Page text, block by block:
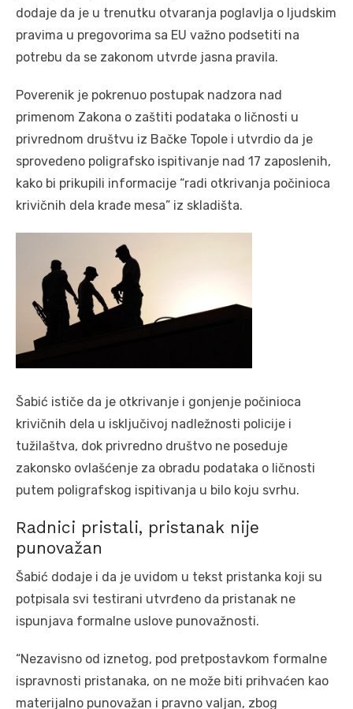
dodaje da je u trenutku otvaranja poglavlja o ljudskim
pravima u pregovorima sa EU važno podsetiti na
potrebu da se zakonom utvrde jasna pravila.
Poverenik je pokrenuo postupak nadzora nad
primenom Zakona o zaštiti podataka o ličnosti u
privrednom društvu iz Bačke Topole i utvrdio da je
sprovedeno poligrafsko ispitivanje nad 17 zaposlenih,
kako bi prikupili informacije “radi otkrivanja počinioca
krivičnih dela krađe mesa” iz skladišta.
Šabić ističe da je otkrivanje i gonjenje počinioca
krivičnih dela u isključivoj nadležnosti policije i
tužilaštva, dok privredno društvo ne poseduje
zakonsko ovlašćenje za obradu podataka o ličnosti
putem poligrafskog ispitivanja u bilo koju svrhu.
Radnici pristali, pristanak nije
punovažan
Šabić dodaje i da je uvidom u tekst pristanka koji su
potpisala svi testirani utvrđeno da pristanak ne
ispunjava formalne uslove punovažnosti.
“Nezavisno od iznetog, pod pretpostavkom formalne
ispravnosti pristanaka, on ne može biti prihvaćen kao
materijalno punovažan i pravno valjan, zbog